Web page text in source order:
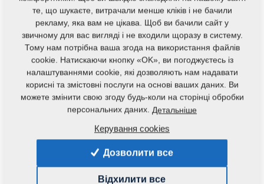
те, що шукаєте, витрачали менше кліків і не бачили
рекламу, яка вам не цікава. Щоб ви бачили сайт у
звичному для вас вигляді і не входили щоразу в систему.
Тому нам потрібна ваша згода на використання файлів
cookie. Натискаючи кнопку «OK», ви погоджуєтесь із
налаштуваннями cookie, які дозволяють нам надавати
корисні та змістовні послуги на основі ваших даних. Ви
можете змінити свою згоду будь-коли на сторінці обробки
персональних даних. Детальніше
Керування cookies
Дозволити все
Відхилити все